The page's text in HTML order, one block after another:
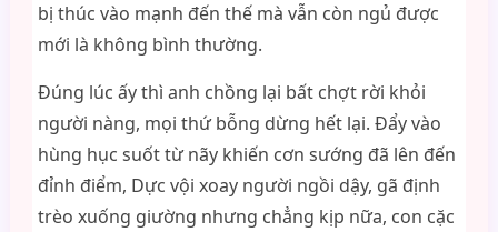
bị thúc vào mạnh đến thế mà vẫn còn ngủ được
mới là không bình thường.
Đúng lúc ấy thì anh chồng lại bất chợt rời khỏi
người nàng, mọi thứ bỗng dừng hết lại. Đẩy vào
hùng hục suốt từ nãy khiến cơn sướng đã lên đến
đỉnh điểm, Dực vội xoay người ngồi dậy, gã định
trèo xuống giường nhưng chẳng kịp nữa, con cặc